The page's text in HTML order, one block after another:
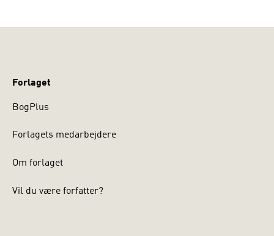
Forlaget
BogPlus
Forlagets medarbejdere
Om forlaget
Vil du være forfatter?